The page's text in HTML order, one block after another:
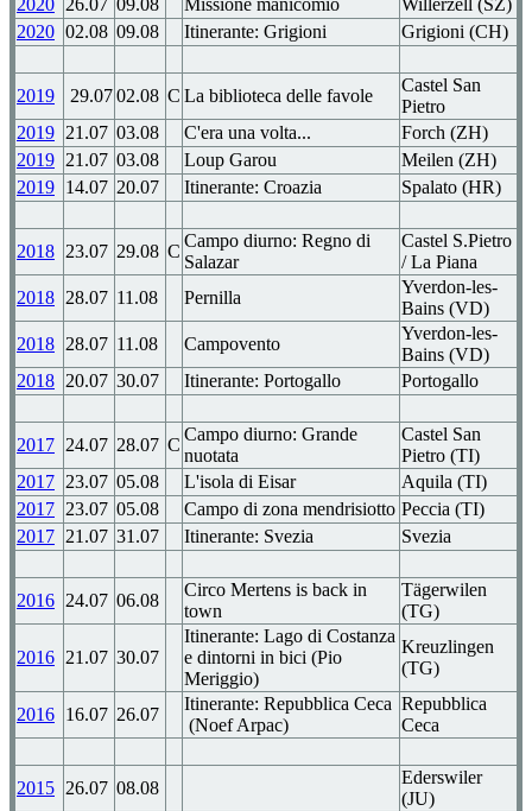
2020 02.08 09.08 Itinerante: Grigioni Grigioni (CH)
2019 29.0702.08 C La biblioteca delle favole
Castel San
Pietro
2019 21.07 03.08 C'era una volta...
Forch (ZH)
2019 21.07 03.08 Loup Garou
Meilen (ZH)
2019 14.07 20.07 Itinerante: Croazia Spalato (HR)
2018 23.07 29.08 C
Campo diurno: Regno di
Salazar
Castel S.Pietro
/ La Piana
2018 28.07 11.08 Pernilla
Yverdon-les-
Bains (VD)
2018 28.07 11.08 Campovento
Yverdon-les-
Bains (VD)
2018 20.07 30.07 Itinerante: Portogallo Portogallo
2017 24.07 28.07 C
Campo diurno: Grande
nuotata
Castel San
Pietro (TI)
2017 23.07 05.08 L'isola di Eisar
Aquila (TI)
2017 23.07 05.08 Campo di zona mendrisiotto Peccia (TI)
2017 21.07 31.07 Itinerante: Svezia Svezia
2016 24.07 06.08
Circo Mertens is back in
town
Tägerwilen
(TG)
2016 21.07 30.07
Itinerante: Lago di Costanza
e dintorni in bici (Pio
Meriggio)
Kreuzlingen
(TG)
2016 16.07 26.07
Itinerante: Repubblica Ceca
(Noef Arpac)
Repubblica
Ceca
2015 26.07 08.08
Ederswiler
(JU)